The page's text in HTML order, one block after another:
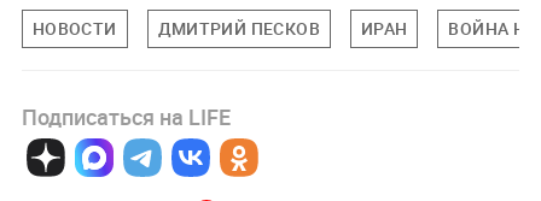
НОВОСТИ ДМИТРИЙ ПЕСКОВ ИРАН ВОЙНА
Подписаться на LIFE